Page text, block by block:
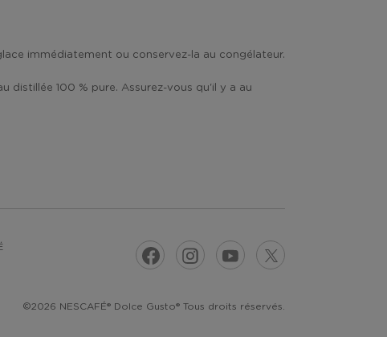
immédiatement ou conservez-la au congélateur.
distillée 100 % pure. Assurez-vous qu'il y a au
©2026 NESCAFÉ® Dolce Gusto® Tous droits réservés.